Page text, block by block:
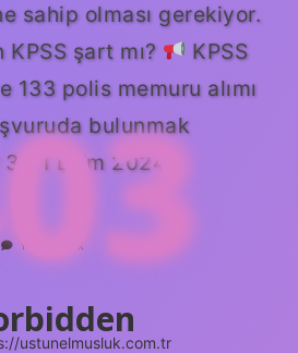
sahip olması gerekiyor.
KPSS şart mı?
KPSS
133 polis memuru alımı
bulunmak
11 Ekim 2024…
Yorum Bırak
ustunelmusluk.com.tr